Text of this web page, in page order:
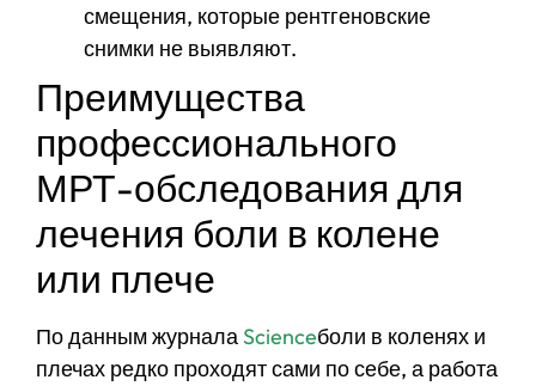
смещения, которые рентгеновские
снимки не выявляют.
Преимущества
профессионального
МРТ-обследования для
лечения боли в колене
или плече
По данным журналаScienceболи в коленях и
плечах редко проходят сами по себе, а работа